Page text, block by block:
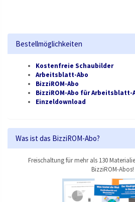
Bestellmöglichkeiten
Kostenfreie Schaubilder
Arbeitsblatt-Abo
BizziROM-Abo
BizziROM-Abo für Arbeitsblatt-
Einzeldownload
Was ist das BizziROM-Abo?
Freischaltung für mehr als 130
BizziROM-Abos!